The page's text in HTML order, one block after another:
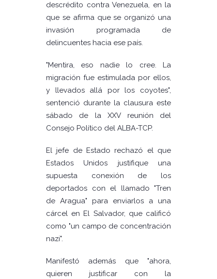
descrédito contra Venezuela, en la
que se afirma que se organizó una
invasión programada de
delincuentes hacia ese país.
"Mentira, eso nadie lo cree. La
migración fue estimulada por ellos,
y llevados allá por los coyotes",
sentenció durante la clausura este
sábado de la XXV reunión del
Consejo Político del ALBA-TCP.
El jefe de Estado rechazó el que
Estados Unidos justifique una
supuesta conexión de los
deportados con el llamado "Tren
de Aragua" para enviarlos a una
cárcel en El Salvador, que calificó
como "un campo de concentración
nazi".
Manifestó además que "ahora,
quieren justificar con la